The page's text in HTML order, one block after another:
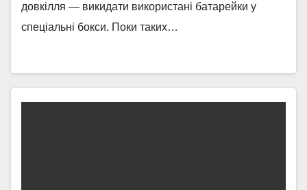
довкілля — викидати використані батарейки у
спеціальні бокси. Поки таких…